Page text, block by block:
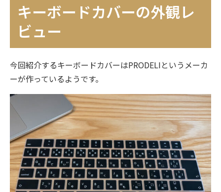
キーボードカバーの外観レ
ビュー
今回紹介するキーボードカバーはPRODELIというメーカ
ーが作っているようです。